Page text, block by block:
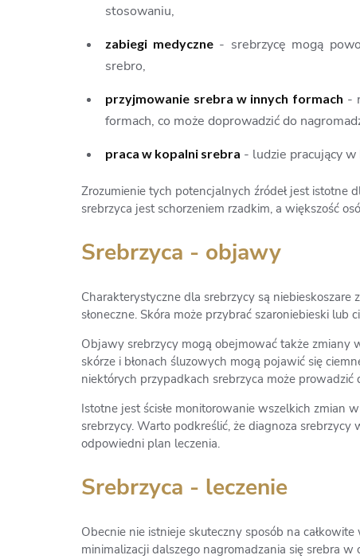
stosowaniu,
zabiegi medyczne- srebrzycę mogą
srebro,
przyjmowanie srebra w innych formach -
formach, co może doprowadzić do
praca w kopalni srebra - ludzie pracujący w
Zrozumienie tych potencjalnych źródeł jest
srebrzyca jest schorzeniem rzadkim, a większość
Srebrzyca - objawy
Charakterystyczne dla srebrzycy są
słoneczne. Skóra może przybrać szaroniebieski
Objawy srebrzycy mogą obejmować także zmiany
skórze i błonach śluzowych mogą pojawić się
niektórych przypadkach srebrzyca może prowadzić
Istotne jest ścisłe monitorowanie wszelkich zmian
srebrzycy. Warto podkreślić, że diagnoza
odpowiedni plan leczenia.
Srebrzyca - leczenie
Obecnie nie istnieje skuteczny sposób na
minimalizacji dalszego nagromadzania się srebra